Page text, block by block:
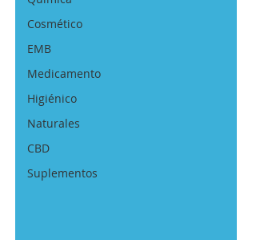
Cosmético
EMB
Medicamento
Higiénico
Naturales
CBD
Suplementos